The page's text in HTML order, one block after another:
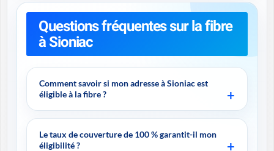
Questions fréquentes sur la fibre
à Sioniac
Comment savoir si mon adresse à Sioniac est
éligible à la fibre ?
Le taux de couverture de 100 % garantit-il mon
éligibilité ?